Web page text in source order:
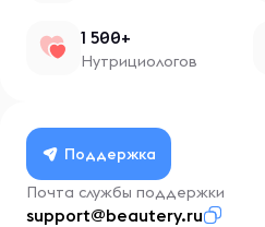
1 500+
Нутрициологов
Поддержка
Почта службы поддержки
support@beautery.ru